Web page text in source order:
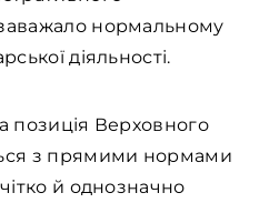
нормальному
діяльності.
позиція Верховного
з прямими нормами
й однозначно